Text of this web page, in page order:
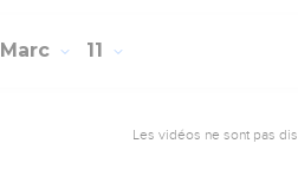
Marc 11
Les vidéos ne sont pas